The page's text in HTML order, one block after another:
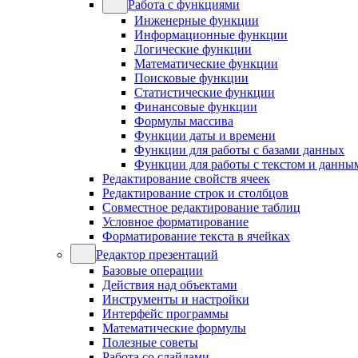
Работа с функциями
Инженерные функции
Информационные функции
Логические функции
Математические функции
Поисковые функции
Статистические функции
Финансовые функции
Формулы массива
Функции даты и времени
Функции для работы с базами данных
Функции для работы с текстом и
Редактирование свойств ячеек
Редактирование строк и столбцов
Совместное редактирование таблиц
Условное форматирование
Форматирование текста в ячейках
Редактор презентаций
Базовые операции
Действия над объектами
Инструменты и настройки
Интерфейс программы
Математические формулы
Полезные советы